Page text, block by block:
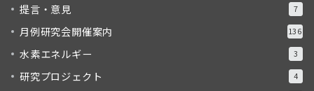
提言・意見 7
月例研究会開催案内 136
水素エネルギー 3
研究プロジェクト 4